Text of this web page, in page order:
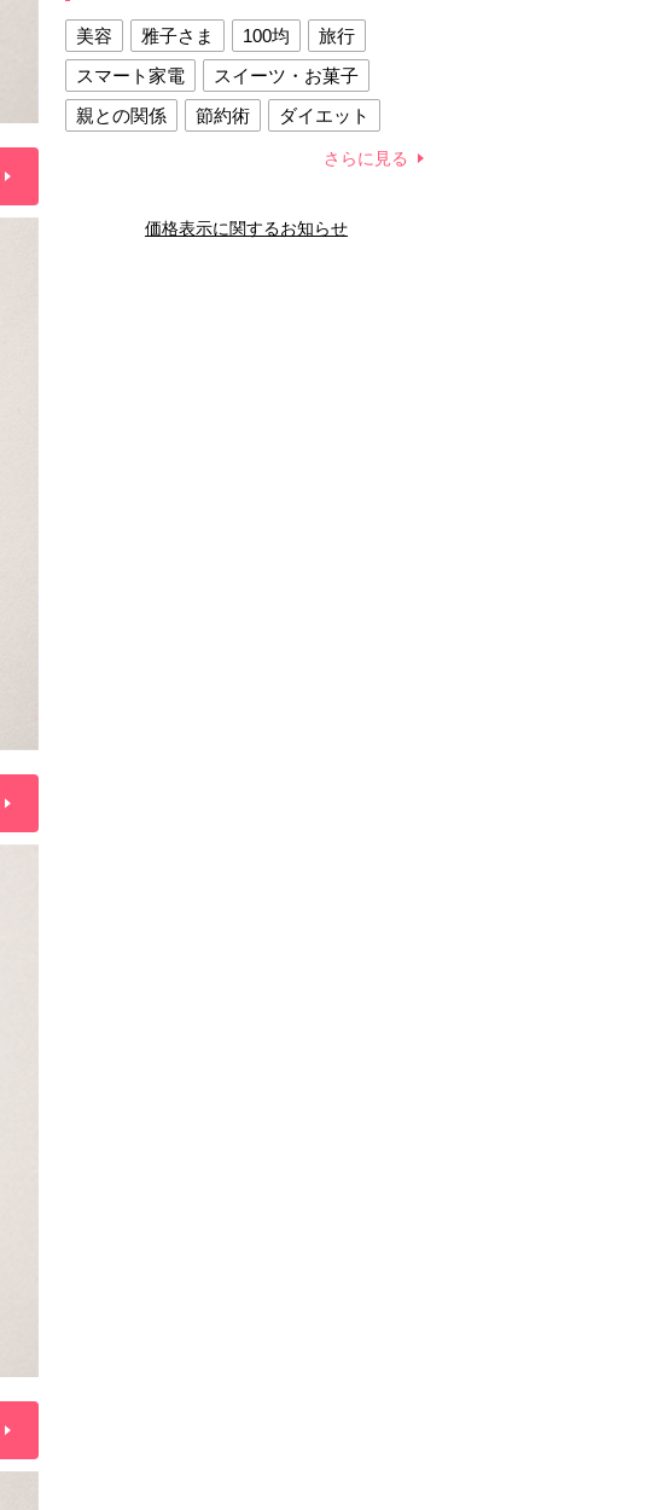
美容 雅子さま 100均
旅行
スマート家電
スイーツ・お菓子
親との関係
節約術
ダイエット
夫との関係
新津春子 どか食い
さらに見る
価格表示に関するお知らせ